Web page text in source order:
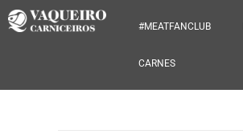
#MEATFANCLUB
CARNES